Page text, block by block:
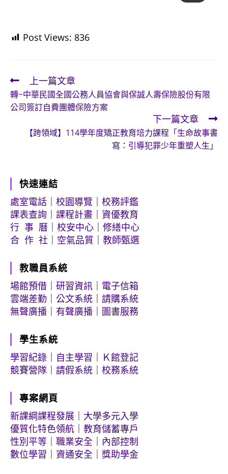
Post Views: 836
Read
more
articles
上一篇文章
轉~中華民國全國公務人員協會與保誠人壽保險股份有限
公司簽訂自費團體保險方案
下一篇文章
【跨領域】114學年度矯正教育培力課程「生命故事書
寫：引導犯罪少年重塑人生」
快速連結
處室電話
校園導覽
校務評鑑
課表查詢
課程計畫
資優教育
行 事 曆
校安中心
修繕中心
合 作 社
空氣品質 教師甄選
教職員系統
場館預借
研習資訊
電子信箱
雲端差勤
公文系統
請購系統
無聲廣播
有聲廣播 圖書服務
學生系統
學習紀錄
自主學習
Ｋ館登記
競賽營隊
請假系統 校務系統
專案網頁
新課綱課程發展
大學多元入學
優質化特色領航
教育儲蓄專戶
性別平等
職業安全
內部控制
數位學習
資通安全 獎助學金